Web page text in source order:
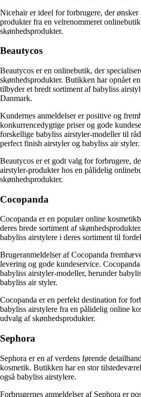
Nicehair er ideel for forbrugere, der
produkter fra en velrenommeret
skønhedsprodukter.
Beautycos
Beautycos er en onlinebutik, der
skønhedsprodukter. Butikken har opnået
tilbyder et bredt sortiment af babyliss
Danmark.
Kundernes anmeldelser er positive og
konkurrencedygtige priser og gode
forskellige babyliss airstyler-modeller til
perfect finish airstyler og babyliss air styler.
Beautycos er et godt valg for forbrugere,
airstyler-produkter hos en pålidelig
skønhedsprodukter.
Cocopanda
Cocopanda er en populær online
deres brede sortiment af
babyliss airstylere i deres sortiment til
Brugeranmeldelser af Cocopanda
levering og gode kundeservice.
babyliss airstyler-modeller, herunder
babyliss air styler.
Cocopanda er en perfekt destination for
babyliss airstylere fra en pålidelig online
udvalg af skønhedsprodukter.
Sephora
Sephora er en af ​​verdens førende
kosmetik. Butikken har en stor
også babyliss airstylere.
Forbrugernes anmeldelser af Sephora er